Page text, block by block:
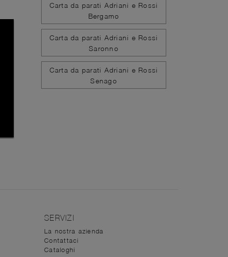
Carta da parati Adriani e Rossi
Bergamo
Carta da parati Adriani e Rossi
Saronno
Carta da parati Adriani e Rossi
Senago
SERVIZI
La nostra azienda
Contattaci
Cataloghi